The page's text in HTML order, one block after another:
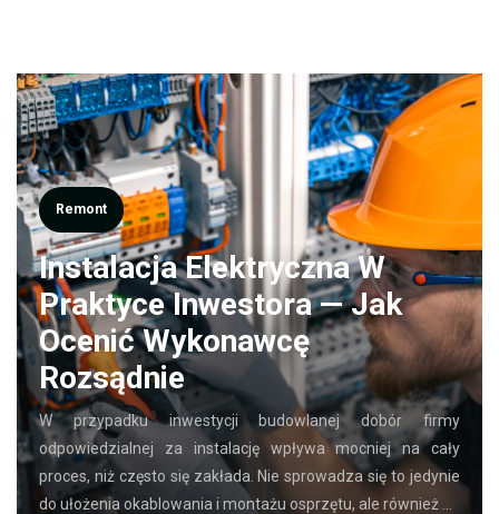
Remont
Instalacja Elektryczna W
Praktyce Inwestora — Jak
Ocenić Wykonawcę
Rozsądnie
W przypadku inwestycji budowlanej dobór firmy
odpowiedzialnej za instalację wpływa mocniej na cały
proces, niż często się zakłada. Nie sprowadza się to jedynie
do ułożenia okablowania i montażu osprzętu, ale również …